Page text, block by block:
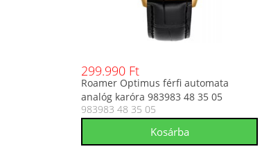
299.990 Ft
Roamer Optimus férfi automata
analóg karóra 983983 48 35 05
983983 48 35 05